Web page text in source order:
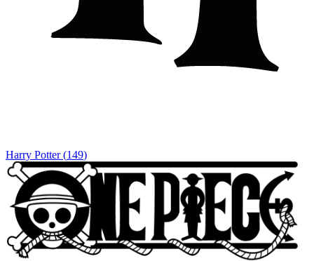
Harry Potter (149)